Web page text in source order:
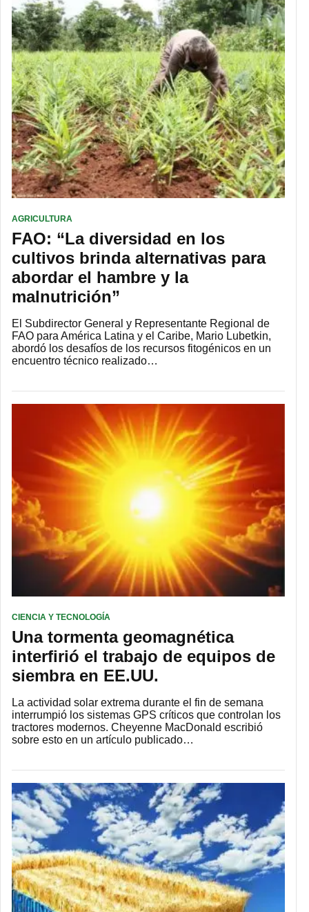
AGRICULTURA
FAO: “La diversidad en los
cultivos brinda alternativas para
abordar el hambre y la
malnutrición”
El Subdirector General y Representante Regional de
FAO para América Latina y el Caribe, Mario Lubetkin,
abordó los desafíos de los recursos fitogénicos en un
encuentro técnico realizado…
CIENCIA Y TECNOLOGÍA
Una tormenta geomagnética
interfirió el trabajo de equipos de
siembra en EE.UU.
La actividad solar extrema durante el fin de semana
interrumpió los sistemas GPS críticos que controlan los
tractores modernos. Cheyenne MacDonald escribió
sobre esto en un artículo publicado…